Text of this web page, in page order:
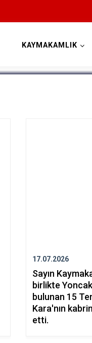
KAYMAKAMLIK
17.07.2026
Sayın
birlikte
bulunan 15
Kara'nın
etti.